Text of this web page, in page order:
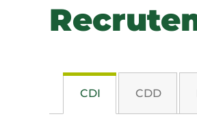
CDI CDD